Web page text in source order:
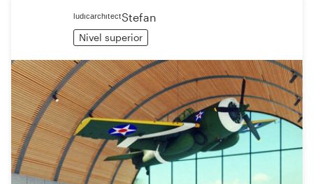
ˡᵘᵈᶦᶜᵃʳᶜʰᶦᵗᵉᶜᵗStefan
Nivel superior